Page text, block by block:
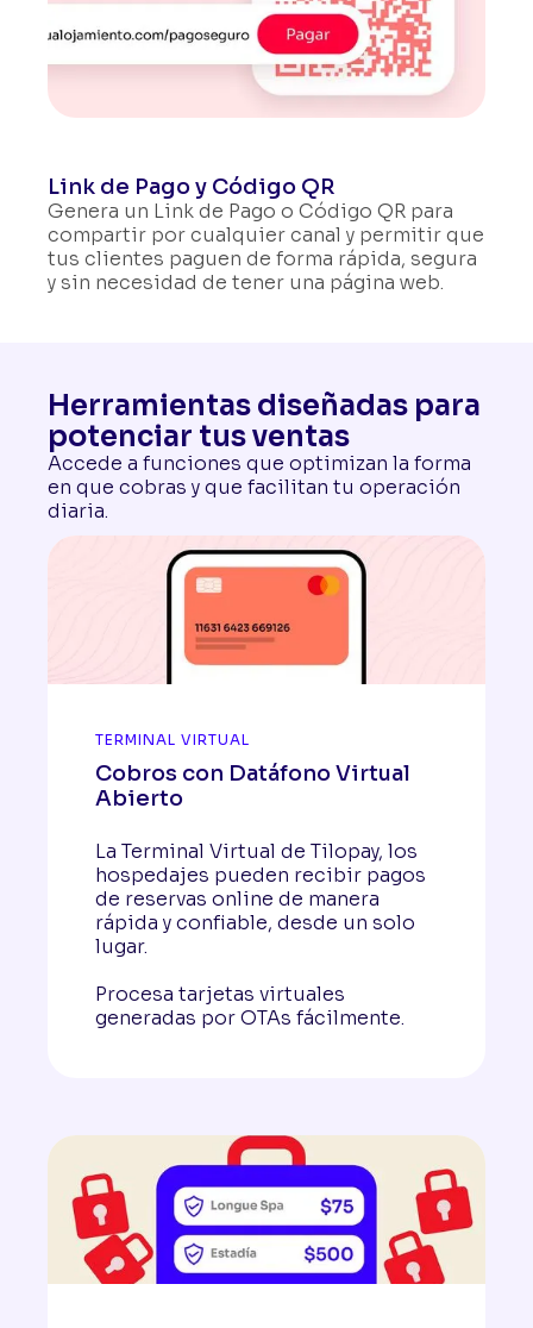
Link de Pago y Código QR
Genera un Link de Pago o Código QR para
compartir por cualquier canal y permitir que
tus clientes paguen de forma rápida, segura
y sin necesidad de tener una página web.
Herramientas diseñadas para
potenciar tus ventas
Accede a funciones que optimizan la forma
en que cobras y que facilitan tu operación
diaria.
TERMINAL VIRTUAL
Cobros con Datáfono Virtual
Abierto
La Terminal Virtual de Tilopay, los
hospedajes pueden recibir pagos
de reservas online de manera
rápida y confiable, desde un solo
lugar.
Procesa tarjetas virtuales
generadas por OTAs fácilmente.